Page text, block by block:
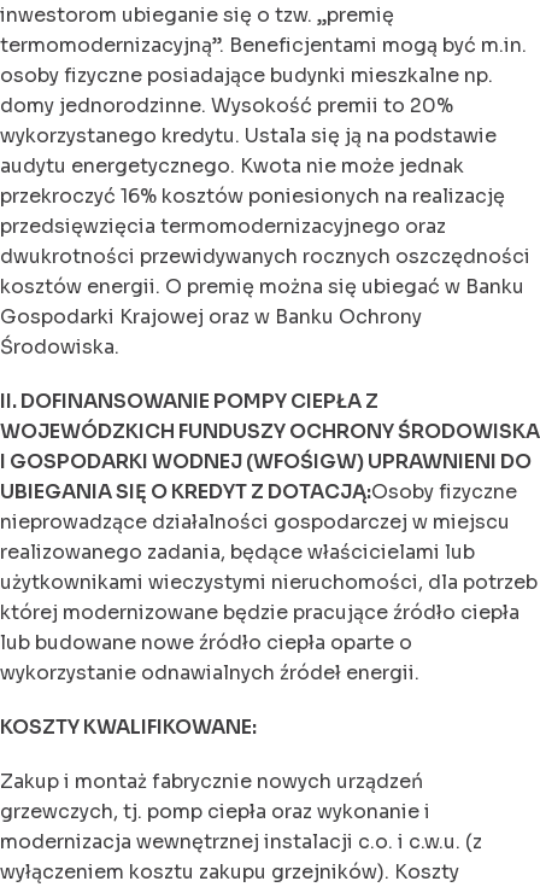
inwestorom ubieganie się o tzw. „premię
termomodernizacyjną”. Beneficjentami mogą być m.in.
osoby fizyczne posiadające budynki mieszkalne np.
domy jednorodzinne. Wysokość premii to 20%
wykorzystanego kredytu. Ustala się ją na podstawie
audytu energetycznego. Kwota nie może jednak
przekroczyć 16% kosztów poniesionych na realizację
przedsięwzięcia termomodernizacyjnego oraz
dwukrotności przewidywanych rocznych oszczędności
kosztów energii. O premię można się ubiegać w Banku
Gospodarki Krajowej oraz w Banku Ochrony
Środowiska.
II. DOFINANSOWANIE POMPY CIEPŁA Z
WOJEWÓDZKICH FUNDUSZY OCHRONY ŚRODOWISKA
I GOSPODARKI WODNEJ (WFOŚIGW) UPRAWNIENI DO
UBIEGANIA SIĘ O KREDYT Z DOTACJĄ:Osoby fizyczne
nieprowadzące działalności gospodarczej w miejscu
realizowanego zadania, będące właścicielami lub
użytkownikami wieczystymi nieruchomości, dla potrzeb
której modernizowane będzie pracujące źródło ciepła
lub budowane nowe źródło ciepła oparte o
wykorzystanie odnawialnych źródeł energii.
KOSZTY KWALIFIKOWANE:
Zakup i montaż fabrycznie nowych urządzeń
grzewczych, tj. pomp ciepła oraz wykonanie i
modernizacja wewnętrznej instalacji c.o. i c.w.u. (z
wyłączeniem kosztu zakupu grzejników). Koszty